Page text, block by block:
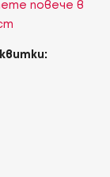
повече в